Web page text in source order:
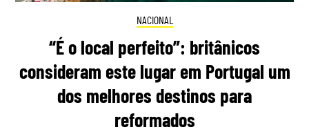
NACIONAL
“É o local perfeito”: britânicos
consideram este lugar em Portugal um
dos melhores destinos para
reformados